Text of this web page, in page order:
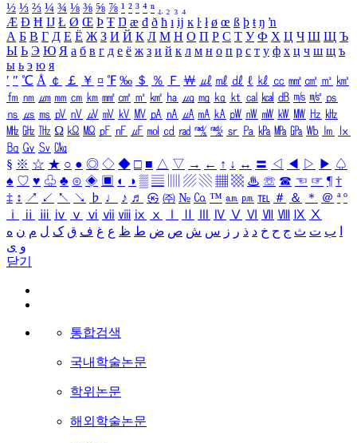
½ ⅓ ⅔ ¼ ¾ ⅛ ⅜ ⅝ ⅞ ¹ ² ³ ⁴ ⁿ ₁ ₂ ₃ ₄
Æ Ð Ħ Ĳ Ł Ø Œ Þ Ŧ Ŋ æ đ ð ħ ı ĳ ĸ ŀ ł ø œ ß þ ŧ ŋ ŉ
А Б В Г Д Е Ё Ж З И Й К Л М Н О П Р С Т У Ф Х Ц Ч Ш Щ Ъ
Ы Ь Э Ю Я а б в г д е ё ж з и й к л м н о п р с т у ф х ц ч ш щ ъ
ы ь э ю я
′ ″ ℃ Å ￠ ￡ ￥ ¤ ℉ ‰ ＄ ％ Ｆ ￦ ㎕ ㎖ ㎗ ℓ ㎘ ㏄ ㎣ ㎤ ㎥ ㎦
㎙ ㎚ ㎛ ㎜ ㎝ ㎞ ㎟ ㎠ ㎡ ㎢ ㏊ ㎍ ㎎ ㎏ ㏏ ㎈ ㎉ ㏈ ㎧ ㎨ ㎰
㎱ ㎲ ㎳ ㎴ ㎵ ㎶ ㎷ ㎸ ㎹ ㎀ ㎁ ㎂ ㎃ ㎄ ㎺ ㎻ ㎽ ㎾ ㎿ ㎐ ㎑
㎒ ㎓ ㎔ Ω ㏀ ㏁ ㎊ ㎋ ㎌ ㏖ ㏅ ㎭ ㎮ ㎯ ㏛ ㎩ ㎪ ㎫ ㎬ ㏝ ㏐
㏓
㏃ ㏉ ㏜ ㏆
§ ※ ☆ ★ ○ ● ◎ ◇ ◆ □ ■ △ ▽ → ← ↑ ↓ ↔ 〓 ◁ ◀ ▷ ▶ ♤
♠ ♡ ♥ ♧ ♣ ⊙ ◈ ▣ ◐ ◑ ▒ ▤ ▨ ▧ ▦ ▩ ♨ ☏ ☎ ☜ ☞ ¶ †
‡ ↕ ↗ ↙ ↖ ↘ ♭ ♩ ♪ ♬ ㉿ ㈜ № ㏇ ™ ㏂ ㏘ ℡ ＃ ＆ ＊ ＠ ª º
ⅰ
ⅱ ⅲ ⅳ ⅴ ⅵ ⅶ ⅷ ⅸ ⅹ Ⅳ Ⅴ Ⅵ Ⅶ Ⅷ Ⅸ Ⅹ
ب ت ث ج ح خ د ذ ر ز س ش ص ض ط ظ ع غ ف ق ک ل م ن ه
و ی
닫기
통합검색
국내학술논문
학위논문
해외학술논문